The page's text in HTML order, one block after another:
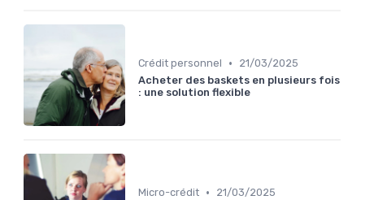
Crédit personnel •
21/03/2025
Acheter des baskets en plusieurs fois
: une solution flexible
Micro-crédit • 21/03/2025